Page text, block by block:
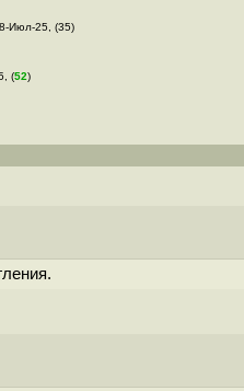
Июл-25, (35)
(52)